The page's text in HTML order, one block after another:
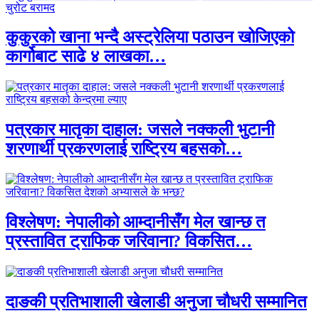
कुकुरको खाना भन्दै अस्ट्रेलिया पठाउन खोजिएको
कार्गोबाट साढे ४ लाखका…
पत्रकार मातृका दाहाल: जसले नक्कली भुटानी
शरणार्थी प्रकरणलाई राष्ट्रिय बहसको…
विश्लेषण: नेपालीको आम्दानीसँग मेल खान्छ त
प्रस्तावित ट्राफिक जरिवाना? विकसित…
दाङकी प्रतिभाशाली खेलाडी अनुजा चौधरी सम्मानित